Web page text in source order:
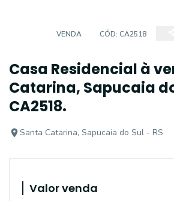
VENDA CÓD: CA2518
Casa Residencial à
Catarina, Sapucaia
CA2518.
Santa Catarina, Sapucaia do Sul - RS
Valor venda